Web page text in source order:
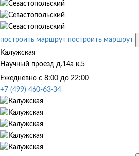
построить маршрут построить маршрут
Калужская
Научный проезд д.14а к.5
Ежедневно с 8:00 до 22:00
+7 (499) 460-63-34